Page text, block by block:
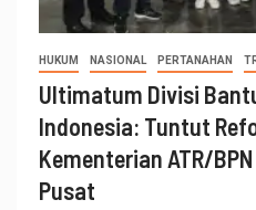
HUKUM NASIONAL PERTANAHAN
Ultimatum Divisi
Indonesia: Tuntut
Kementerian ATR/
Pusat